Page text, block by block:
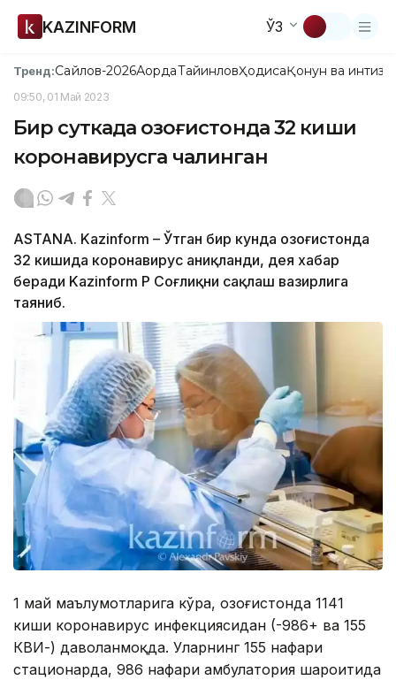
KAZINFORM ЎЗ
Тренд:Сайлов-2026АқордаТайинловҲодисаҚонун ва
09:50, 01 Май 2023
Бир суткада Қозоғистонда 32 киши
коронавирусга чалинган
ASTANA. Kazinform – Ўтган бир кунда Қозоғистонда
32 кишида коронавирус аниқланди, дея хабар
беради Kazinform ҚР Соғлиқни сақлаш вазирлига
таяниб.
1 май маълумотларига кўра, Қозоғистонда 1141
киши коронавирус инфекциясидан (-986+ ва 155
КВИ-) даволанмоқда. Уларнинг 155 нафари
стационарда, 986 нафари амбулатория шароитида